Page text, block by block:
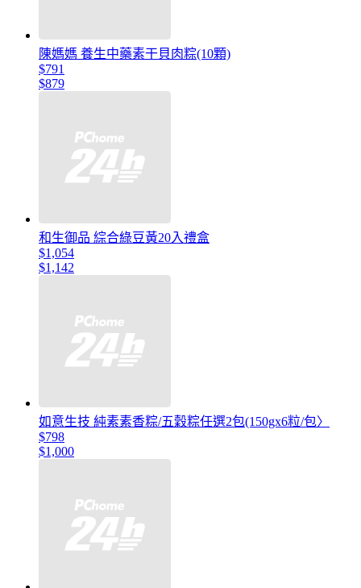
陳媽媽 養生中藥素干貝肉粽(10顆)
$791
$879
和生御品 綜合綠豆黃20入禮盒
$1,054
$1,142
如意生技 純素素香粽/五穀粽任選2包(150gx6粒/包〉
$798
$1,000